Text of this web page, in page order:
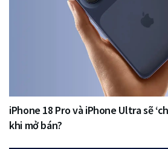
iPhone 18 Pro và iPhone Ultra sẽ
khi mở bán?